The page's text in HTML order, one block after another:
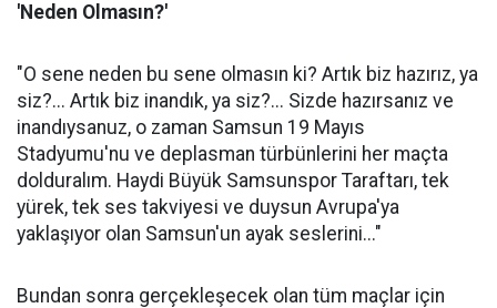
'Neden Olmasın?'
"O sene neden bu sene olmasın ki? Artık biz hazırız, ya
siz?... Artık biz inandık, ya siz?... Sizde hazırsanız ve
inandıysanuz, o zaman Samsun 19 Mayıs
Stadyumu'nu ve deplasman türbünlerini her maçta
dolduralım. Haydi Büyük Samsunspor Taraftarı, tek
yürek, tek ses takviyesi ve duysun Avrupa'ya
yaklaşıyor olan Samsun'un ayak seslerini..."
Bundan sonra gerçekleşecek olan tüm maçlar için